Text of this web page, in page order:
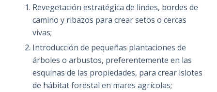
Revegetación estratégica de lindes, bordes de
camino y ribazos para crear setos o cercas
vivas;
Introducción de pequeñas plantaciones de
árboles o arbustos, preferentemente en las
esquinas de las propiedades, para crear islotes
de hábitat forestal en mares agrícolas;